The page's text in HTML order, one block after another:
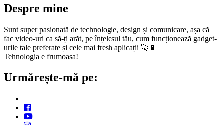
Despre mine
Sunt super pasionată de technologie, design și comunicare, așa că
fac video-uri ca să-ți arăt, pe înțelesul tău, cum funcționează gadget-
urile tale preferate și cele mai fresh aplicații 🚀📱
Tehnologia e frumoasa!
Urmărește-mă pe: